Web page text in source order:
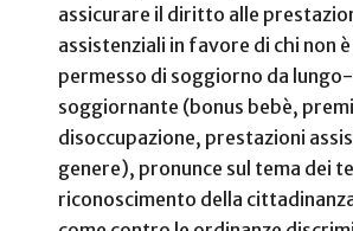
assicurare il diritto alle
assistenziali in favore di chi non
permesso di soggiorno da lungo-
soggiornante (bonus bebè,
disoccupazione, prestazioni
genere), pronunce sul tema dei
riconoscimento della